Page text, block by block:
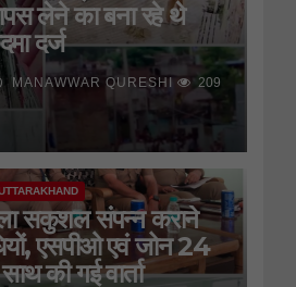
लेने का बना रहे थे
दर्ज
MANAWWAR QURESHI 209
सकुशल संपन्न कराने
एसपीओ एवं जोन 24
की गई वार्ता